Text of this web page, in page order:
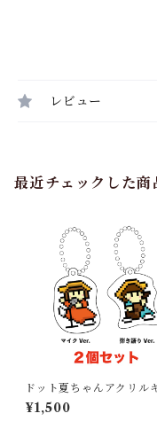
レビュー
最近チェックした商
ドット夏ちゃんアクリル
ホルダーセット
¥1,500